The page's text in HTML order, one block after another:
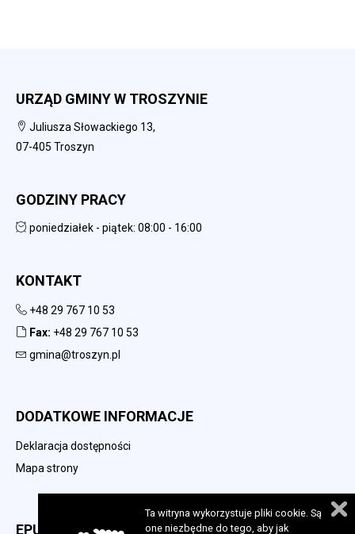
URZĄD GMINY W TROSZYNIE
Juliusza Słowackiego 13,
07-405 Troszyn
GODZINY PRACY
poniedziałek - piątek: 08:00 - 16:00
KONTAKT
+48 29 767 10 53
Fax: +48 29 767 10 53
gmina@troszyn.pl
DODATKOWE INFORMACJE
Deklaracja dostępności
Mapa strony
EPUAP
Ta witryna wykorzystuje pliki cookie. Są
one niezbędne do tego, aby jak